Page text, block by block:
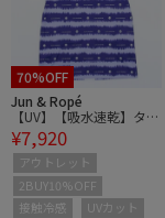
70%OFF
Jun & Ropé
【UV】【吸水速乾】タイ
ダイプリントノースリー
ブワンピース
¥7,920
アウトレット
2BUY10%OFF
接触冷感
UVカット